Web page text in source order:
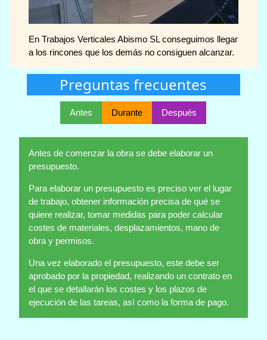
En Trabajos Verticales Abismo SL conseguimos llegar
a los rincones que los demás no consiguen alcanzar.
Preguntas frecuentes
Antes Durante Después
Antes de comenzar la obra se debe elaborar un
presupuesto.
Para elaborar un presupuesto es preciso ver el lugar
de trabajo, obtener información precisa de qué se
quiere realizar, tomar medidas para poder calcular
costes de materiales, desplazamientos, mano de
obra y permisos.
Una vez elaborado el presupuesto, este debe ser
aprobado por la propiedad, realizando un contrato en
el que se detallarán los costes y los plazos de
ejecución de las tareas, así como la forma de pago.